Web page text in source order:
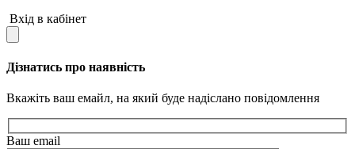
Вхід в кабінет
Дізнатись про наявність
Вкажіть ваш емайл, на який буде надіслано повідомлення
Ваш email